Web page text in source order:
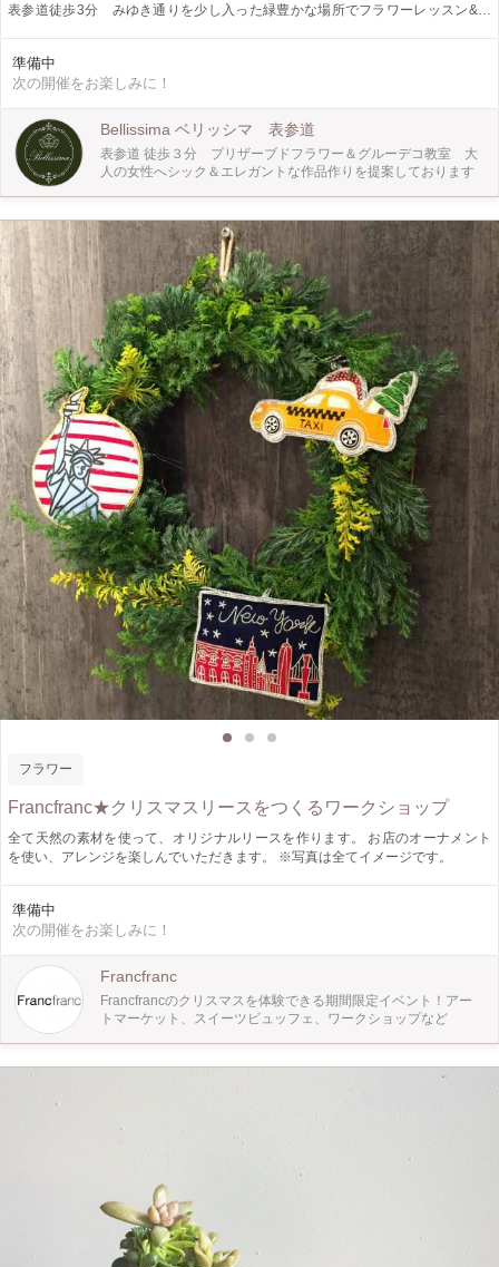
表参道徒歩3分 みゆき通りを少し入った緑豊かな場所でフラワーレッスン&グ
る方にもフラワーアレンジメントの楽しさを知っていただけるレッスンです。
＊ 11月から2月頃まで Red Roseとファー使用してクリスマスギフトアレン
ジ、ご自身のためにまたギフトと しても喜ばれ作品です。 お花に触れるのが初
めての方でもお気軽にご参加下さい♪ 開催場所は表参道駅から徒歩3分 レッス
ンの後はランチやショッピングも楽しんでいただけるロケーション です。
準備中
次の開催をお楽しみに！
Bellissima ベリッシマ 表参道
表参道 徒歩３分 プリザーブドフラワー＆グルーデコ教室 大
人の女性へシック＆エレガントな作品作りを提案しております
フラワー
Francfranc★クリスマスリースをつくるワークショップ
全て天然の素材を使って、オリジナルリースを作ります。 お店のオーナメント
を使い、アレンジを楽しんでいただきます。 ※写真は全てイメージです。
準備中
次の開催をお楽しみに！
Francfranc
Francfrancのクリスマスを体験できる期間限定イベント！アー
トマーケット、スイーツビュッフェ、ワークショップなど